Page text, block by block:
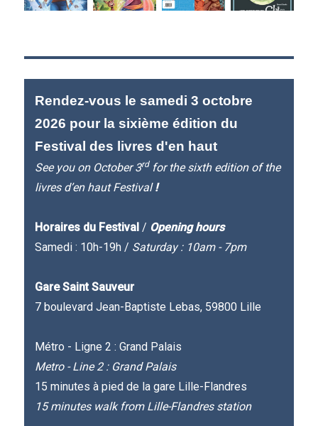
Rendez-vous le samedi 3 octobre
2026 pour la sixième édition du
Festival des livres d'en haut
See you on October 3rdfor the sixth edition of the
livres d’en haut Festival!
Horaires du Festival / Opening hours
Samedi : 10h-19h / Saturday : 10am - 7pm
Gare Saint Sauveur
7 boulevard Jean-Baptiste Lebas, 59800 Lille
Métro - Ligne 2 : Grand Palais
Metro - Line 2 : Grand Palais
15 minutes à pied de la gare Lille-Flandres
15 minutes walk from Lille-Flandres station